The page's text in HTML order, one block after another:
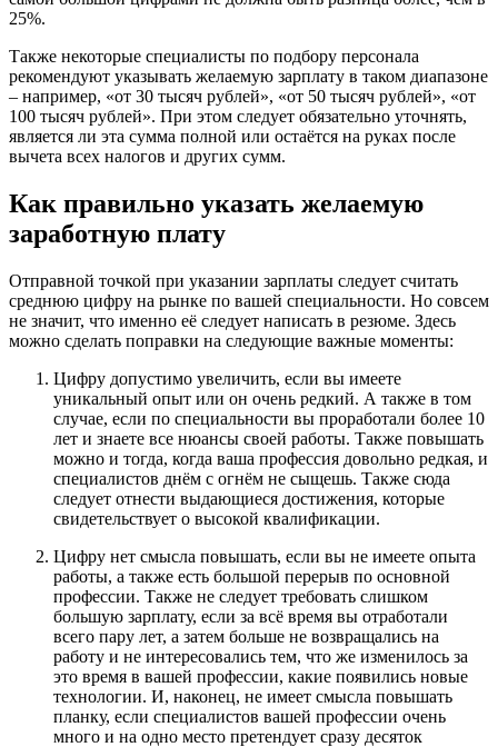
25%.
Также некоторые специалисты по подбору персонала
рекомендуют указывать желаемую зарплату в таком диапазоне
– например, «от 30 тысяч рублей», «от 50 тысяч рублей», «от
100 тысяч рублей». При этом следует обязательно уточнять,
является ли эта сумма полной или остаётся на руках после
вычета всех налогов и других сумм.
Как правильно указать желаемую
заработную плату
Отправной точкой при указании зарплаты следует считать
среднюю цифру на рынке по вашей специальности. Но совсем
не значит, что именно её следует написать в резюме. Здесь
можно сделать поправки на следующие важные моменты:
Цифру допустимо увеличить, если вы имеете
уникальный опыт или он очень редкий. А также в том
случае, если по специальности вы проработали более 10
лет и знаете все нюансы своей работы. Также повышать
можно и тогда, когда ваша профессия довольно редкая, и
специалистов днём с огнём не сыщешь. Также сюда
следует отнести выдающиеся достижения, которые
свидетельствует о высокой квалификации.
Цифру нет смысла повышать, если вы не имеете опыта
работы, а также есть большой перерыв по основной
профессии. Также не следует требовать слишком
большую зарплату, если за всё время вы отработали
всего пару лет, а затем больше не возвращались на
работу и не интересовались тем, что же изменилось за
это время в вашей профессии, какие появились новые
технологии. И, наконец, не имеет смысла повышать
планку, если специалистов вашей профессии очень
много и на одно место претендует сразу десяток